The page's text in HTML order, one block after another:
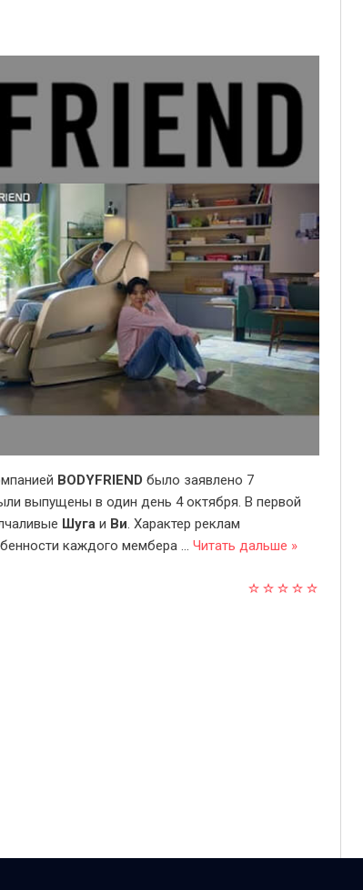
BODYFRIEND было заявлено 7
выпущены в один день 4 октября. В первой
Шуга и Ви. Характер реклам
каждого мембера ... Читать дальше »